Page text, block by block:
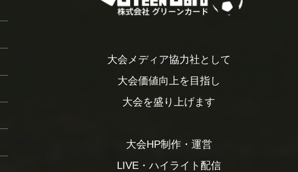
大会メディア協力社として
大会価値向上を目指し
大会を盛り上げます
大会HP制作・運営
LIVE・ハイライト配信